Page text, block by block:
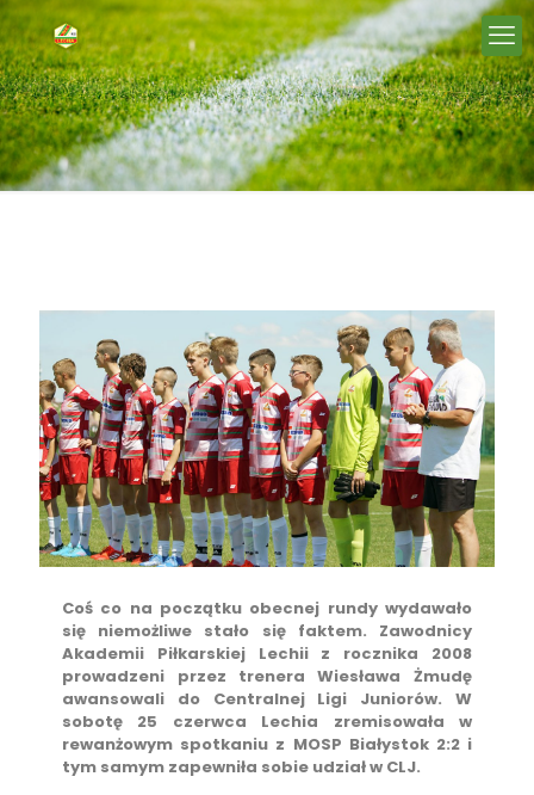
Coś co na początku obecnej rundy wydawało
się niemożliwe stało się faktem. Zawodnicy
Akademii Piłkarskiej Lechii z rocznika 2008
prowadzeni przez trenera Wiesława Żmudę
awansowali do Centralnej Ligi Juniorów. W
sobotę 25 czerwca Lechia zremisowała w
rewanżowym spotkaniu z MOSP Białystok 2:2 i
tym samym zapewniła sobie udział w CLJ.